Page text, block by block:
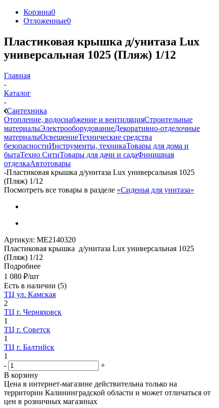
Корзина0
Отложенные0
Пластиковая крышка д/унитаза Lux
универсальная 1025 (Пляж) 1/12
Главная
-
Каталог
-
Сантехника
Отопление, водоснабжение и вентиляцияСтроительные
материалыЭлектрооборудованиеДекоративно-отделочные
материалыОсвещениеТехнические средства
безопасностиИнструменты, техникаТовары для дома и
бытаТехно СитиТовары для дачи и садаФинишная
отделкаАвтотовары
-Пластиковая крышка д/унитаза Lux универсальная 1025
(Пляж) 1/12
Посмотреть все товары в разделе «Сиденья для унитаза»
Артикул: МЕ2140320
Пластиковая крышка д/унитаза Lux универсальная 1025
(Пляж) 1/12
Подробнее
1 080 ₽/шт
Есть в наличии (5)
ТЦ ул. Камская
2
ТЦ г. Черняховск
1
ТЦ г. Советск
1
ТЦ г. Балтийск
1
-
+
В корзину
Цена в интернет-магазине действительна только на
территории Калининградской области и может отличаться от
цен в розничных магазинах